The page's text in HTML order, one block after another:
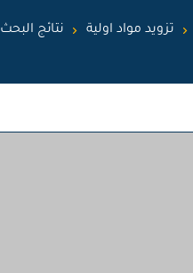
نتائج البحث تزويد مواد اولية